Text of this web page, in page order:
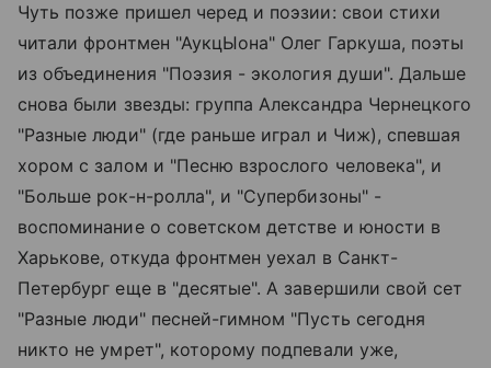
Чуть позже пришел черед и поэзии: свои стихи
читали фронтмен "АукцЫона" Олег Гаркуша, поэты
из объединения "Поэзия - экология души". Дальше
снова были звезды: группа Александра Чернецкого
"Разные люди" (где раньше играл и Чиж), спевшая
хором с залом и "Песню взрослого человека", и
"Больше рок-н-ролла", и "Супербизоны" -
воспоминание о советском детстве и юности в
Харькове, откуда фронтмен уехал в Санкт-
Петербург еще в "десятые". А завершили свой сет
"Разные люди" песней-гимном "Пусть сегодня
никто не умрет", которому подпевали уже,